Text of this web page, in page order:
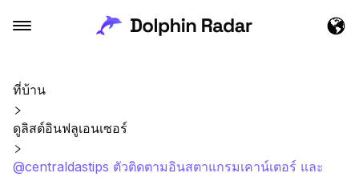
ที่บ้าน
ดูลิสต์อินฟลูเอนเซอร์
@centraldastips ตัวติดตามอินสตาแกรมเคาน์เตอร์ และ